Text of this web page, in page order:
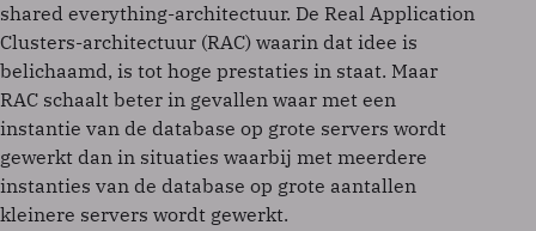
shared everything-architectuur. De Real Application
Clusters-architectuur (RAC) waarin dat idee is
belichaamd, is tot hoge prestaties in staat. Maar
RAC schaalt beter in gevallen waar met een
instantie van de database op grote servers wordt
gewerkt dan in situaties waarbij met meerdere
instanties van de database op grote aantallen
kleinere servers wordt gewerkt.